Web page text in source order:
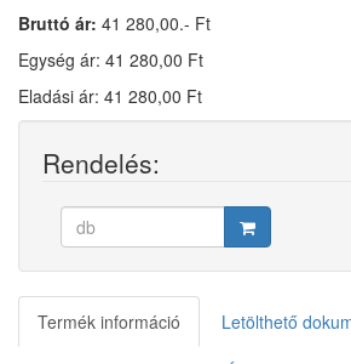
Bruttó ár: 41 280,00.- Ft
Egység ár: 41 280,00 Ft
Eladási ár: 41 280,00 Ft
Rendelés:
Termék információ Letölthető